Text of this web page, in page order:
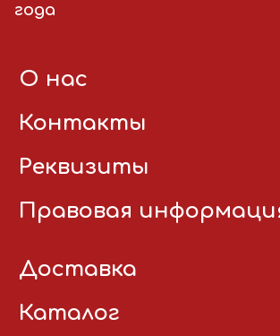
года
О нас
Контакты
Реквизиты
Правовая
Доставка
Каталог